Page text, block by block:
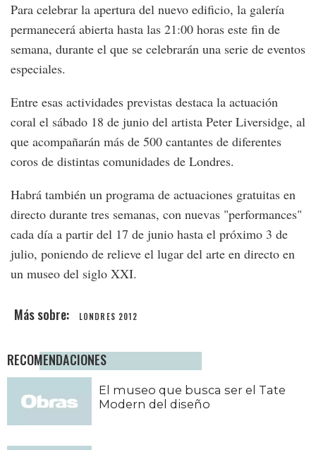
Para celebrar la apertura del nuevo edificio, la galería
permanecerá abierta hasta las 21:00 horas este fin de
semana, durante el que se celebrarán una serie de eventos
especiales.
Entre esas actividades previstas destaca la actuación
coral el sábado 18 de junio del artista Peter Liversidge, al
que acompañarán más de 500 cantantes de diferentes
coros de distintas comunidades de Londres.
Habrá también un programa de actuaciones gratuitas en
directo durante tres semanas, con nuevas "performances"
cada día a partir del 17 de junio hasta el próximo 3 de
julio, poniendo de relieve el lugar del arte en directo en
un museo del siglo XXI.
LONDRES 2012
RECOMENDACIONES
El museo que busca ser el Tate
Modern del diseño